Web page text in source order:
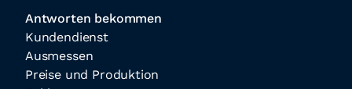
Antworten bekommen
Kundendienst
Ausmessen
Preise und Produktion